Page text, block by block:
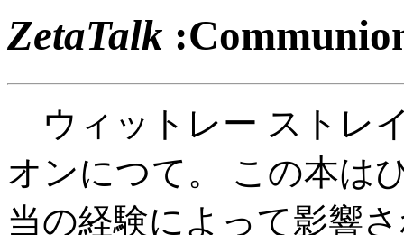
ZetaTalk
ウィットレー ストレ
オンにつて。 この本は
当の経験によって影響